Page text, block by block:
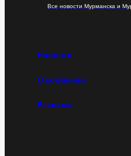
Все новости Мурманска и
Новости
О компании
Реклама